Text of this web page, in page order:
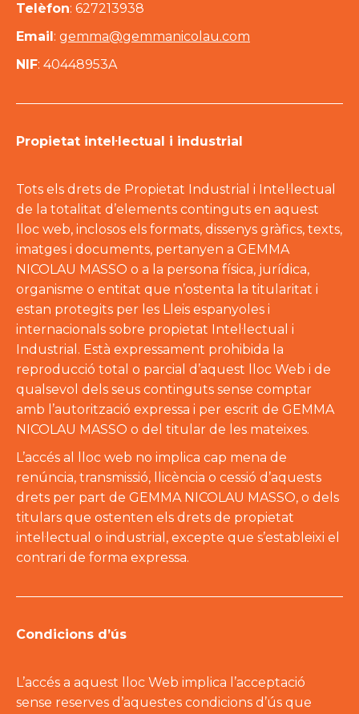
Telèfon: 627213938
Email: gemma@gemmanicolau.com
NIF: 40448953A
Propietat intel·lectual i industrial
Tots els drets de Propietat Industrial i Intel·lectual
de la totalitat d’elements continguts en aquest
lloc web, inclosos els formats, dissenys gràfics, texts,
imatges i documents, pertanyen a GEMMA
NICOLAU MASSO o a la persona física, jurídica,
organisme o entitat que n’ostenta la titularitat i
estan protegits per les Lleis espanyoles i
internacionals sobre propietat Intel·lectual i
Industrial. Està expressament prohibida la
reproducció total o parcial d’aquest lloc Web i de
qualsevol dels seus continguts sense comptar
amb l’autorització expressa i per escrit de GEMMA
NICOLAU MASSO o del titular de les mateixes.
L’accés al lloc web no implica cap mena de
renúncia, transmissió, llicència o cessió d’aquests
drets per part de GEMMA NICOLAU MASSO, o dels
titulars que ostenten els drets de propietat
intel·lectual o industrial, excepte que s’estableixi el
contrari de forma expressa.
Condicions d’ús
L’accés a aquest lloc Web implica l’acceptació
sense reserves d’aquestes condicions d’ús que